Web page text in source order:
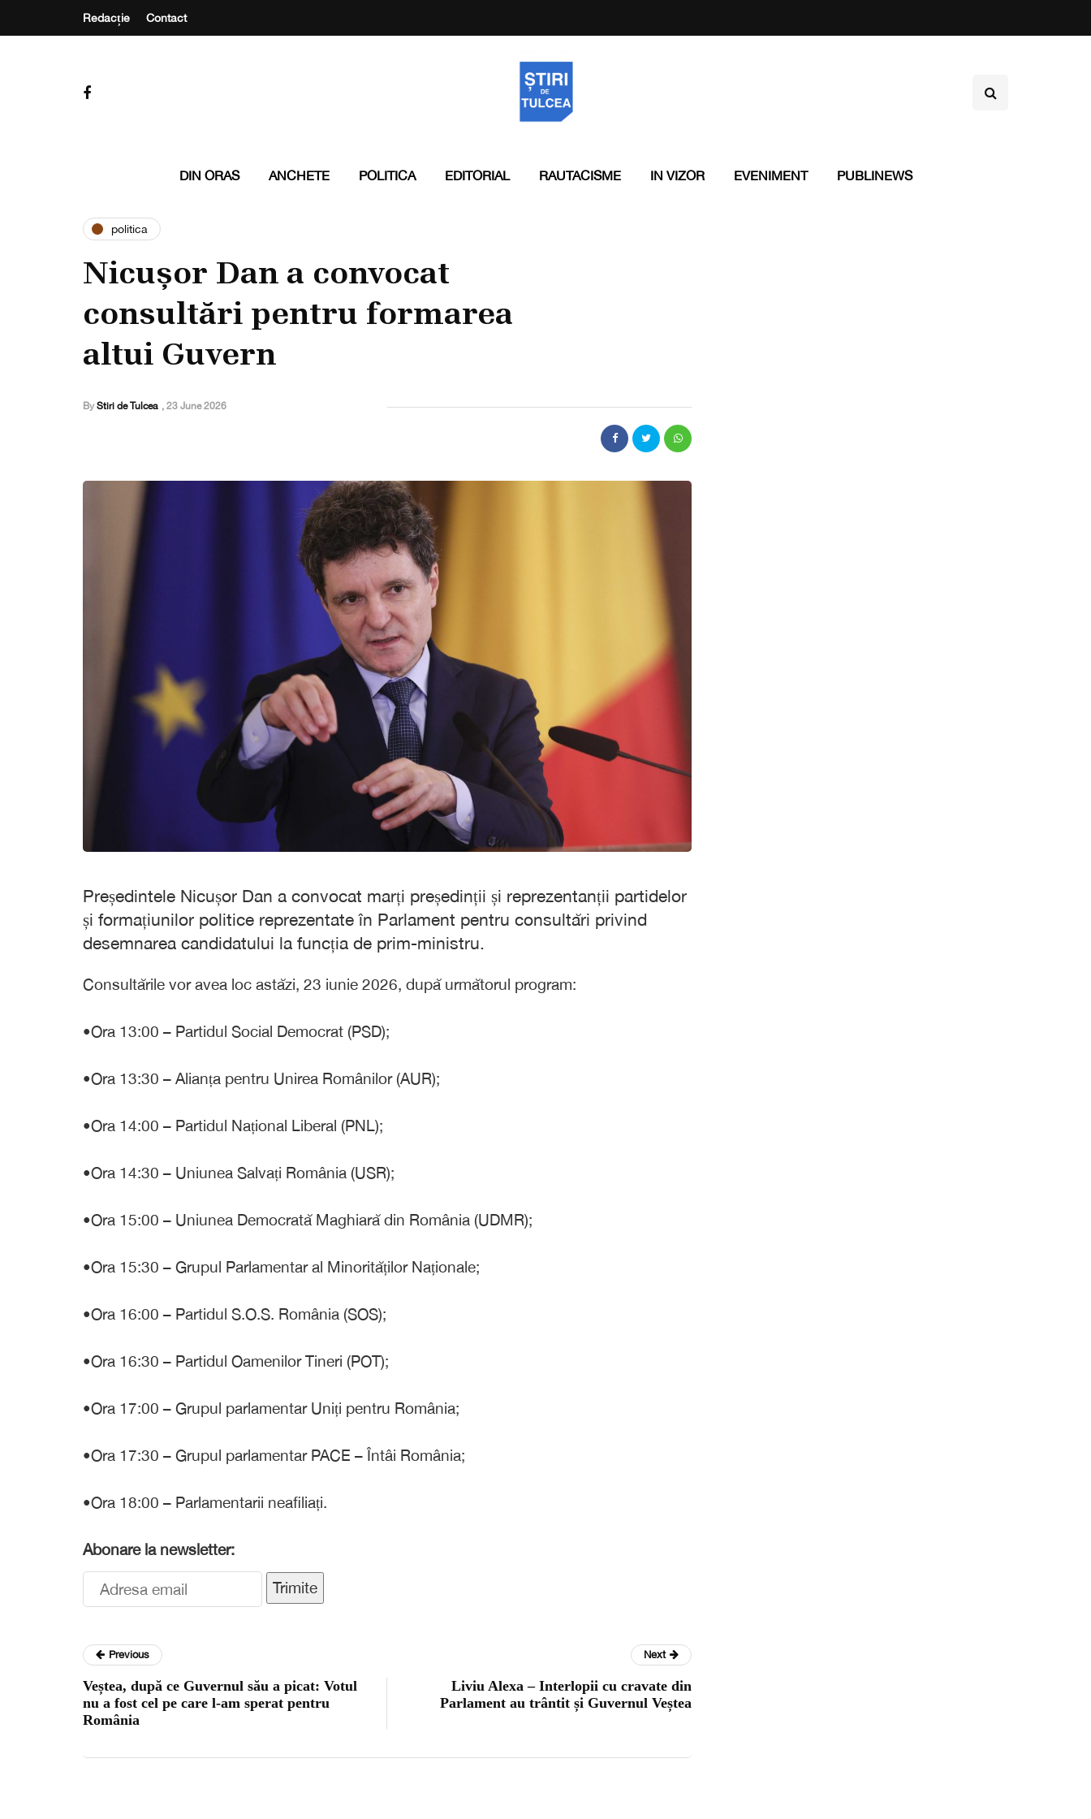
Redacție Contact
DIN ORAS ANCHETE POLITICA EDITORIAL RAUTACISME IN VIZOR EVENIMENT PUBLINEWS
politica
Nicușor Dan a convocat
consultări pentru formarea
altui Guvern
By Stiri de Tulcea , 23 June 2026
Președintele Nicușor Dan a convocat marți președinții și reprezentanții partidelor
și formațiunilor politice reprezentate în Parlament pentru consultări privind
desemnarea candidatului la funcția de prim-ministru.
Consultările vor avea loc astăzi, 23 iunie 2026, după următorul program:
•Ora 13:00 – Partidul Social Democrat (PSD);
•Ora 13:30 – Alianța pentru Unirea Românilor (AUR);
•Ora 14:00 – Partidul Național Liberal (PNL);
•Ora 14:30 – Uniunea Salvați România (USR);
•Ora 15:00 – Uniunea Democrată Maghiară din România (UDMR);
•Ora 15:30 – Grupul Parlamentar al Minorităților Naționale;
•Ora 16:00 – Partidul S.O.S. România (SOS);
•Ora 16:30 – Partidul Oamenilor Tineri (POT);
•Ora 17:00 – Grupul parlamentar Uniți pentru România;
•Ora 17:30 – Grupul parlamentar PACE – Întâi România;
•Ora 18:00 – Parlamentarii neafiliați.
Abonare la newsletter:
Trimite
Previous
Veștea, după ce Guvernul său a picat: Votul
nu a fost cel pe care l-am sperat pentru
România
Next
Liviu Alexa – Interlopii cu cravate din
Parlament au trântit și Guvernul Veștea